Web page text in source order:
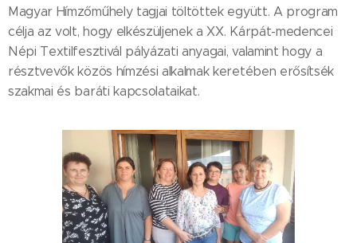
Magyar Hímzőműhely tagjai töltöttek együtt. A program
célja az volt, hogy elkészüljenek a XX. Kárpát-medencei
Népi Textilfesztivál pályázati anyagai, valamint hogy a
résztvevők közös hímzési alkalmak keretében erősítsék
szakmai és baráti kapcsolataikat.